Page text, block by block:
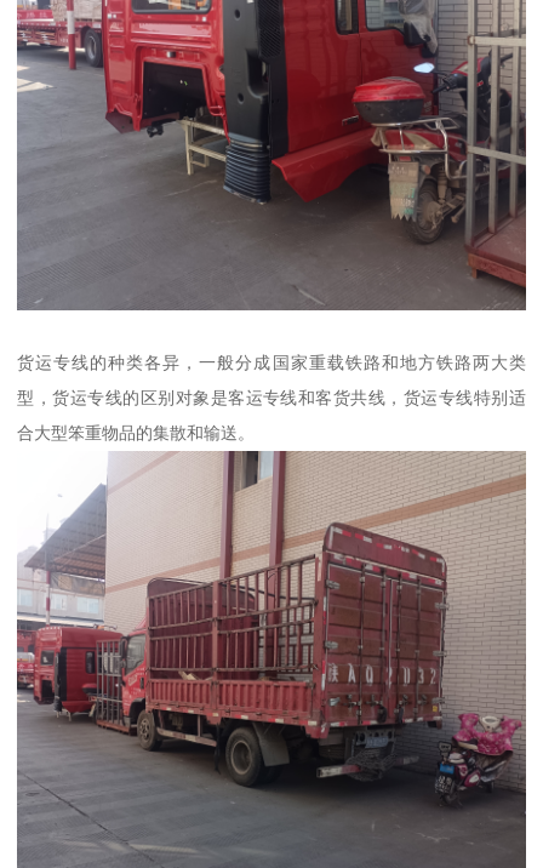
货运专线的种类各异，一般分成国家重载铁路和地方铁路两大类
型，货运专线的区别对象是客运专线和客货共线，货运专线特别适
合大型笨重物品的集散和输送。